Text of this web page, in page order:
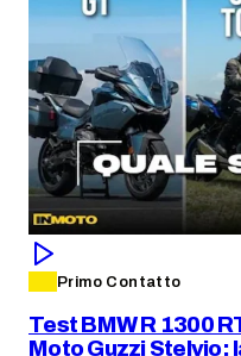
Primo Contatto
Test BMW R 1300
Moto Guzzi Stelvio: